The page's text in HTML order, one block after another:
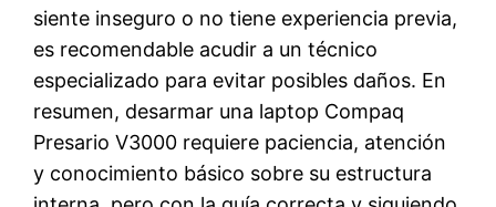
siente inseguro o no tiene experiencia previa,
es recomendable acudir a un técnico
especializado para evitar posibles daños. En
resumen, desarmar una laptop Compaq
Presario V3000 requiere paciencia, atención
y conocimiento básico sobre su estructura